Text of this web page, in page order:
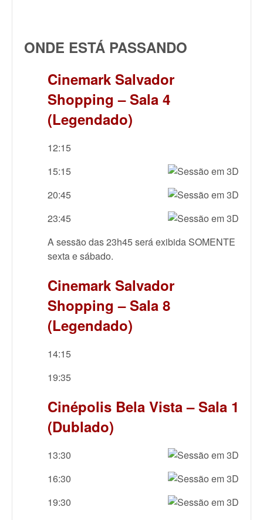
ONDE ESTÁ PASSANDO
Cinemark Salvador
Shopping – Sala 4
(Legendado)
12:15
15:15
20:45
23:45
A sessão das 23h45 será exibida SOMENTE
sexta e sábado.
Cinemark Salvador
Shopping – Sala 8
(Legendado)
14:15
19:35
Cinépolis Bela Vista – Sala 1
(Dublado)
13:30
16:30
19:30